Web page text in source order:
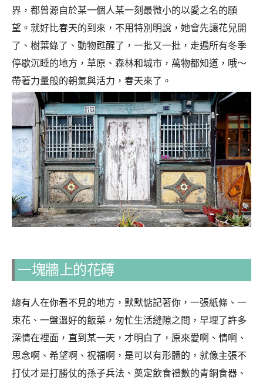
界，都曾源自於某一個人某一刻最微小的以愛之名的願
望。就好比春天的到來，不用特別明說，她會先讓花兒開
了、樹葉綠了、動物甦醒了，一批又一批，走遍所有冬季
停歇沉睡的地方，草原、森林和城市，萬物都知道，哦～
帶著力量般的朝氣與活力，春天來了。
一塊牆上的花磚
總有人在你看不見的地方，默默惦記著你，一張紙條、一
束花、一盤溫好的飯菜，匆忙生活縫隙之間，早埋了許多
深情在裡面，直到某一天，才明白了，原來愛啊、情啊、
思念啊、希望啊、祝福啊，是可以有形體的，就像主張不
打仗才是打勝仗的孫子兵法、奠定飲食禮數的青銅食器、